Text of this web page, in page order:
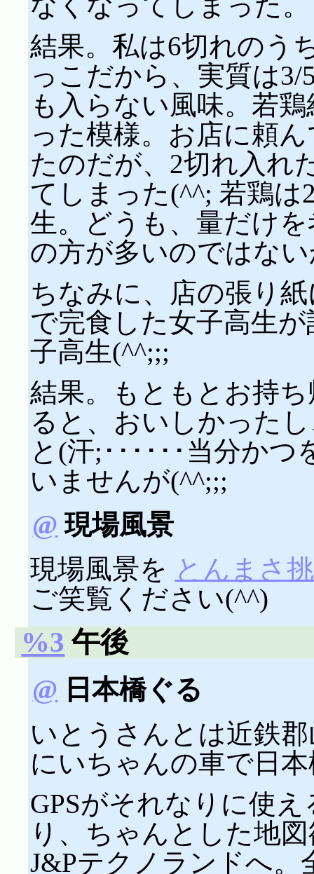
結果。私は6切れのう
っこだから、実質は
も入らない風味。若
った模様。お店に頼
たのだが、2切れ入れ
てしまった(^^; 若鶏
生。どうも、量だけ
の方が多いのではな
ちなみに、店の張り
で完食した女子高生
子高生(^^;;;
結果。もともとお持
ると、おいしかった
と(汗;･･････当分か
いませんが(^^;;;
@ 現場風景
現場風景を とんまさ
ご笑覧ください(^^)
%3 午後
@ 日本橋ぐる
いとうさんとは近鉄
にいちゃんの車で日
GPSがそれなりに使
り、ちゃんとした地
J&Pテクノランドへ。